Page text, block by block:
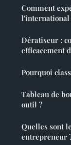
Comment
l'international
Dératiseur :
efficacement
Pourquoi
Tableau de
outil ?
Quelles sont
entrepreneur